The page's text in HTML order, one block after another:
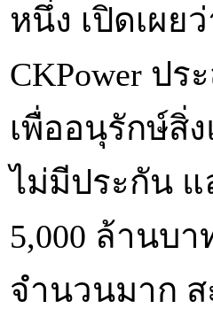
หนึ่ง เปิดเผย
CKPower ป
เพื่ออนุรักษ์สิ่
ไม่มีประกัน
5,000 ล้านบ
จำนวนมาก